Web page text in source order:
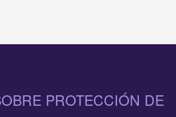
PROTECCIÓN DE